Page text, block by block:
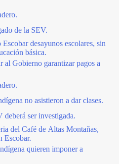
de la SEV.
desayunos escolares, sin
básica.
al Gobierno garantizar pagos a
no asistieron a dar clases.
ser investigada.
del Café de Altas Montañas,
Escobar.
quieren imponer a